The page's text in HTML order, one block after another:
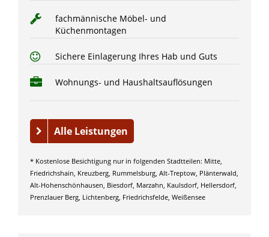
fachmännische Möbel- und
Küchenmontagen
Sichere Einlagerung Ihres Hab und Guts
Wohnungs- und Haushaltsauflösungen
Alle Leistungen
* Kostenlose Besichtigung nur in folgenden Stadtteilen: Mitte,
Friedrichshain, Kreuzberg, Rummelsburg, Alt-Treptow, Plänterwald,
Alt-Hohenschönhausen, Biesdorf, Marzahn, Kaulsdorf, Hellersdorf,
Prenzlauer Berg, Lichtenberg, Friedrichsfelde, Weißensee